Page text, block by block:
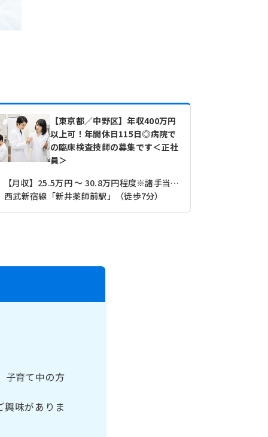
【東京都／中野区】年収400万円
以上可！年間休日115日◎病院で
の臨床検査技師の募集です＜正社
員＞
【月収】25.5万円 ～ 30.8万円程度※諸手当込み
西武新宿線「新井薬師前駅」（徒歩7分）
子育て中の方
味がありま